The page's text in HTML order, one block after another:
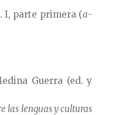
I, parte primera (a-
Guerra (ed. y
las lenguas y culturas